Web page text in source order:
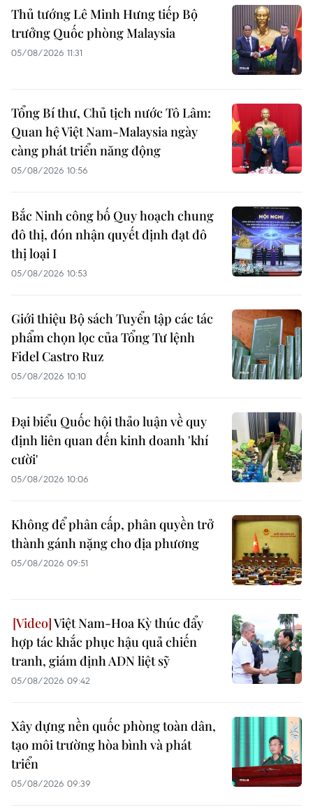
Thủ tướng Lê Minh Hưng tiếp Bộ
trưởng Quốc phòng Malaysia
05/08/2026 11:31
Tổng Bí thư, Chủ tịch nước Tô Lâm:
Quan hệ Việt Nam-Malaysia ngày
càng phát triển năng động
05/08/2026 10:56
Bắc Ninh công bố Quy hoạch chung
đô thị, đón nhận quyết định đạt đô
thị loại I
05/08/2026 10:53
Giới thiệu Bộ sách Tuyển tập các tác
phẩm chọn lọc của Tổng Tư lệnh
Fidel Castro Ruz
05/08/2026 10:10
Đại biểu Quốc hội thảo luận về quy
định liên quan đến kinh doanh 'khí
cười'
05/08/2026 10:06
Không để phân cấp, phân quyền trở
thành gánh nặng cho địa phương
05/08/2026 09:51
Việt Nam-Hoa Kỳ thúc đẩy
hợp tác khắc phục hậu quả chiến
tranh, giám định ADN liệt sỹ
05/08/2026 09:42
Xây dựng nền quốc phòng toàn dân,
tạo môi trường hòa bình và phát
triển
05/08/2026 09:39